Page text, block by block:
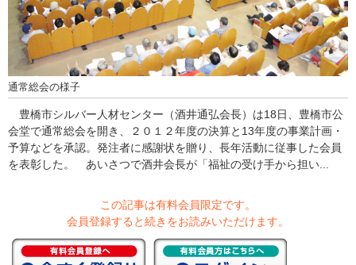
通常総会の様子
豊橋市シルバー人材センター（酒井通弘会長）は18日、豊橋市公
会堂で通常総会を開き、２０１２年度の決算と13年度の事業計画・
予算などを承認。発注者に感謝状を贈り、長年活動に従事した会員
を表彰した。 あいさつで酒井会長が「福祉の受け手から担い...
この記事は有料会員限定です。
会員登録すると続きをお読みいただけます。